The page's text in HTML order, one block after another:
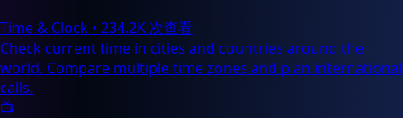
Time & Clock • 234.2K 次查看
Check current time in cities and countries around the
world. Compare multiple time zones and plan international
calls.
📺